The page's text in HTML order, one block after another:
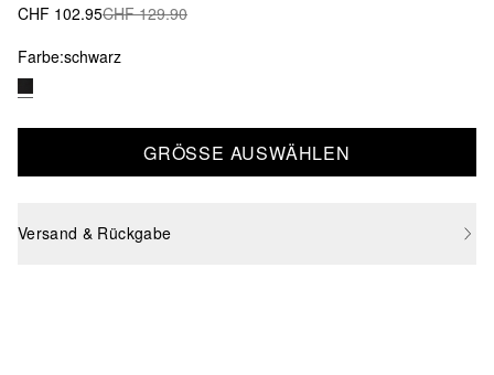
CHF 102.95CHF 129.90
Farbe:schwarz
GRÖSSE AUSWÄHLEN
Versand & Rückgabe